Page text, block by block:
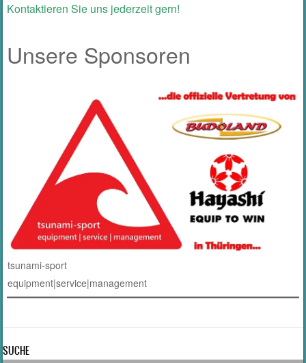
Kontaktieren Sie uns jederzeit gern!
Unsere Sponsoren
tsunami-sport
equipment|service|management
SUCHE